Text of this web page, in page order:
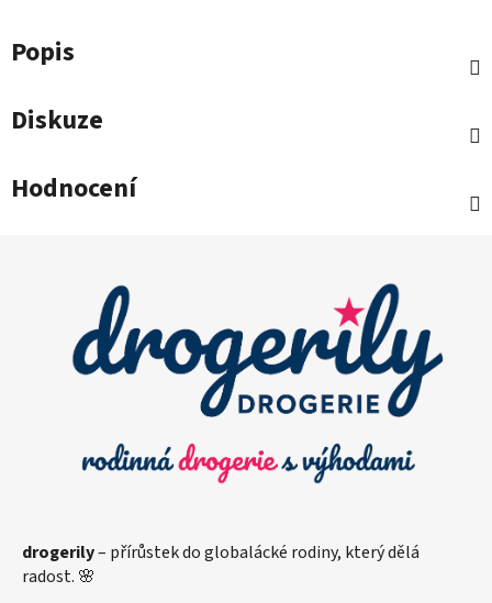
Popis
Diskuze
Hodnocení
drogerily– přírůstek do globalácké rodiny, který dělá
radost. 🌸